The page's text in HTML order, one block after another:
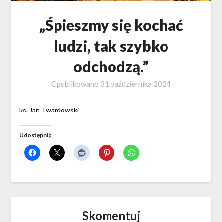
„Śpieszmy się kochać
ludzi, tak szybko
odchodzą.”
Opublikowano 31 października 2024
ks. Jan Twardowski
Udostępnij:
Skomentuj